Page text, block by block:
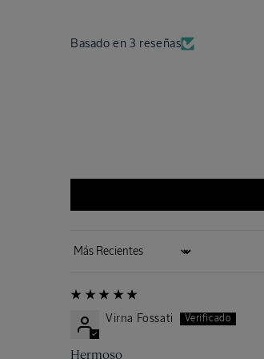
Basado en 3 reseñas
Sort by
Virna Fossati
Hermoso